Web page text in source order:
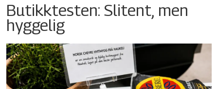
Butikktesten: Slitent, men
hyggelig